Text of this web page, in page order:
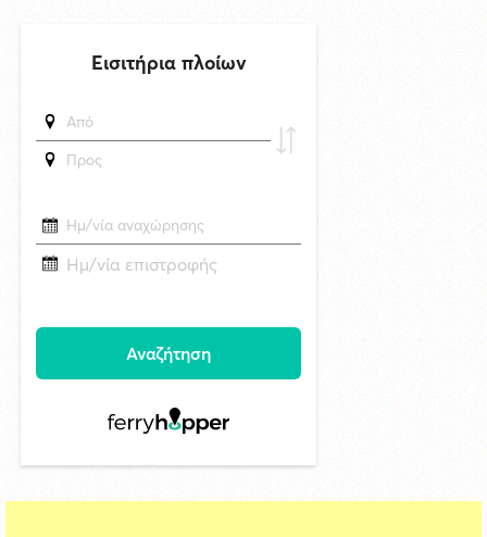
Το Μικροβιολογικό ιατρείο του Αντωνίου Τσιαμπούρη θα είναι
κλειστό από την Δευτέρα 10/8 έως και την Δευτέρα 17/8